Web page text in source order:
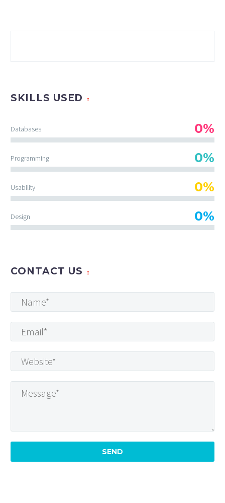
SKILLS USED
Databases 0%
Programming 0%
Usability 0%
Design 0%
CONTACT US